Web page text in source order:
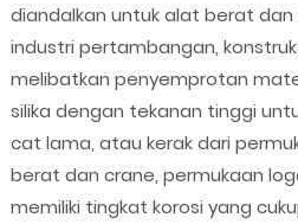
diandalkan untuk alat berat
industri pertambangan,
melibatkan penyemprotan
silika dengan tekanan tinggi
cat lama, atau kerak dari
berat dan crane, permukaan
memiliki tingkat korosi yang